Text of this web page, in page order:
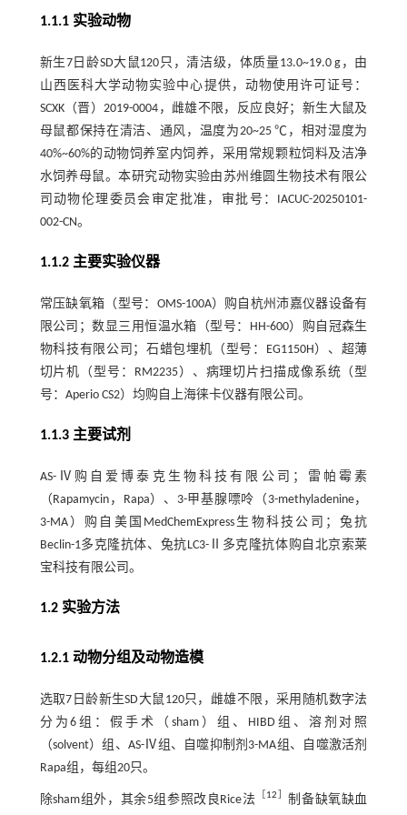
1.1.1 实验动物
新生7日龄SD大鼠120只，清洁级，体质量13.0~19.0 g，由
山西医科大学动物实验中心提供，动物使用许可证号：
SCXK（晋）2019-0004，雌雄不限，反应良好；新生大鼠及
母鼠都保持在清洁、通风，温度为20~25 ℃，相对湿度为
40%~60%的动物饲养室内饲养，采用常规颗粒饲料及洁净
水饲养母鼠。本研究动物实验由苏州维圆生物技术有限公
司动物伦理委员会审定批准，审批号：IACUC-20250101-
002-CN。
1.1.2 主要实验仪器
常压缺氧箱（型号：OMS-100A）购自杭州沛嘉仪器设备有
限公司；数显三用恒温水箱（型号：HH-600）购自冠森生
物科技有限公司；石蜡包埋机（型号：EG1150H）、超薄
切片机（型号：RM2235）、病理切片扫描成像系统（型
号：Aperio CS2）均购自上海徕卡仪器有限公司。
1.1.3 主要试剂
AS-Ⅳ购自爱博泰克生物科技有限公司；雷帕霉素
（Rapamycin，Rapa）、3-甲基腺嘌呤（3-methyladenine，
3-MA）购自美国MedChemExpress生物科技公司；兔抗
Beclin-1多克隆抗体、兔抗LC3-Ⅱ多克隆抗体购自北京索莱
宝科技有限公司。
1.2 实验方法
1.2.1 动物分组及动物造模
选取7日龄新生SD大鼠120只，雌雄不限，采用随机数字法
分为6组：假手术（sham）组、HIBD组、溶剂对照
（solvent）组、AS-Ⅳ组、自噬抑制剂3-MA组、自噬激活剂
Rapa组，每组20只。
除sham组外，其余5组参照改良Rice法 ［12］制备缺氧缺血